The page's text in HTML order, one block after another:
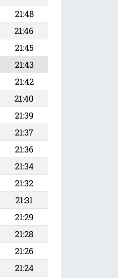
21:48
21:46
21:45
21:43
21:42
21:40
21:39
21:37
21:36
21:34
21:32
21:31
21:29
21:28
21:26
21:24